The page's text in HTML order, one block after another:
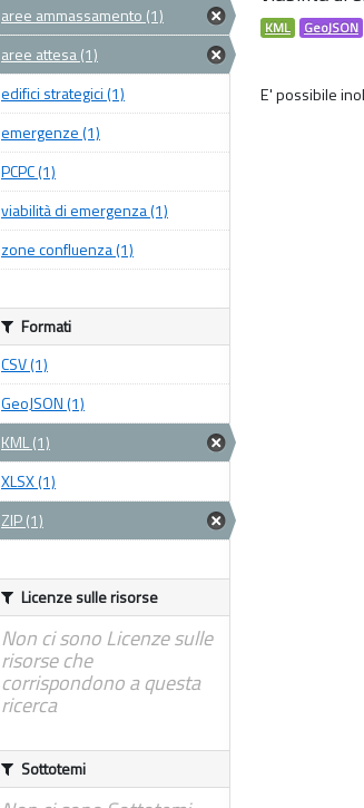
KML GeoJSON
E' possibile
aree ammassamento (1)
aree attesa (1)
edifici strategici (1)
emergenze (1)
PCPC (1)
viabilità di emergenza (1)
zone confluenza (1)
Formati
CSV (1)
GeoJSON (1)
KML (1)
XLSX (1)
ZIP (1)
Licenze sulle risorse
Non ci sono Licenze sulle
risorse che
corrispondono a questa
ricerca
Sottotemi